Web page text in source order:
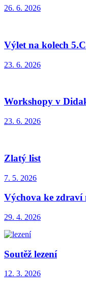
26. 6. 2026
Výlet na kolech 5.C
23. 6. 2026
Workshopy v
23. 6. 2026
Zlatý list
7. 5. 2026
Výchova ke zdraví
29. 4. 2026
Soutěž lezení
12. 3. 2026